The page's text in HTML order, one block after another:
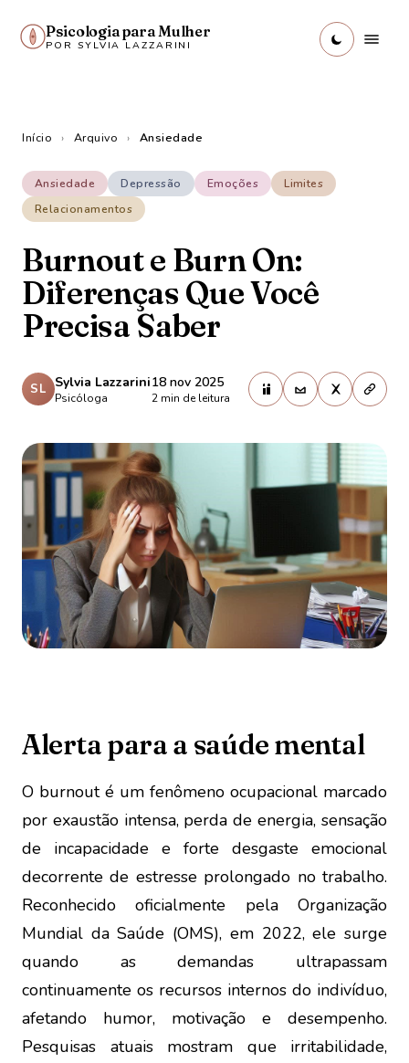
Psicologia para Mulher
POR SYLVIA LAZZARINI
Início › Arquivo › Ansiedade
Ansiedade Depressão Emoções
Limites
Relacionamentos
Burnout e Burn On:
Diferenças Que Você
Precisa Saber
SL Sylvia Lazzarini
Psicóloga
18 nov 2025
2 min de leitura
Alerta para a saúde mental
O burnout é um fenômeno ocupacional marcado
por exaustão intensa, perda de energia, sensação
de incapacidade e forte desgaste emocional
decorrente de estresse prolongado no trabalho.
Reconhecido oficialmente pela Organização
Mundial da Saúde (OMS), em 2022, ele surge
quando as demandas ultrapassam
continuamente os recursos internos do indivíduo,
afetando humor, motivação e desempenho.
Pesquisas atuais mostram que irritabilidade,